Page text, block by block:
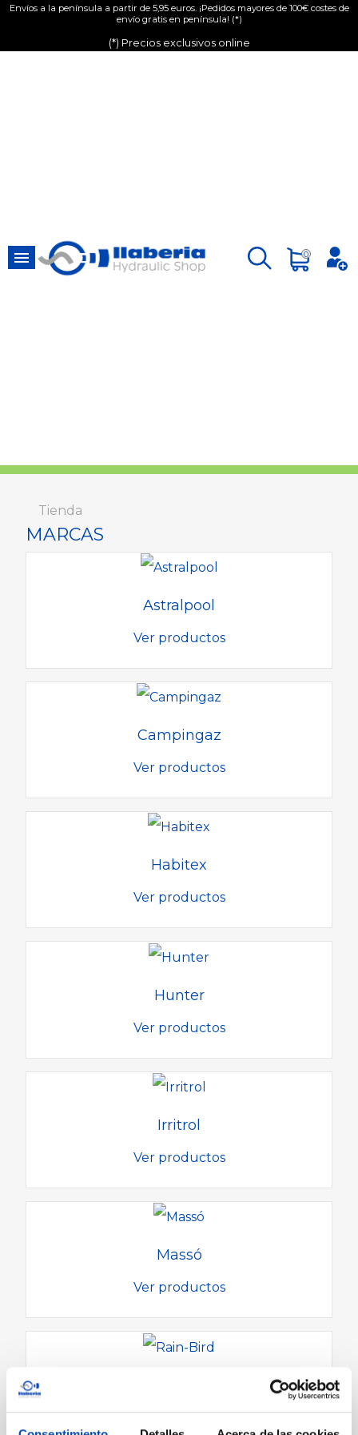
Envíos a la península a partir de 5,95 euros. ¡Pedidos mayores de 100€ costes de
envío gratis en península! (*)
(*) Precios exclusivos online
 0
Tienda
MARCAS
Astralpool
Ver productos
Campingaz
Ver productos
Habitex
Ver productos
Hunter
Ver productos
Irritrol
Ver productos
Massó
Ver productos
Ver productos